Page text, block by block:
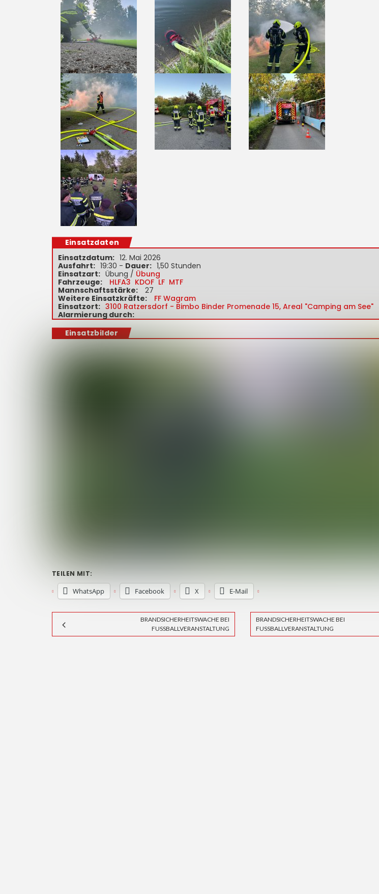
Einsatzdaten
Einsatzdatum: 12. Mai 2026
Ausfahrt: 19:30 - Dauer: 1,50 Stunden
Einsatzart: Übung / Übung
Fahrzeuge:
HLFA3 KDOF LF MTF
Mannschaftsstärke:
27
Weitere Einsatzkräfte:
FF Wagram
Einsatzort: 3100 Ratzersdorf - Bimbo Binder Promenade 15, Areal "Camping am See"
Alarmierung durch:
Einsatzbilder
TEILEN MIT:
WhatsApp Facebook X E-Mail
BRANDSICHERHEITSWACHE BEI
FUSSBALLVERANSTALTUNG
BRANDSICHERHEITSWACHE BEI
FUSSBALLVERANSTALTUNG